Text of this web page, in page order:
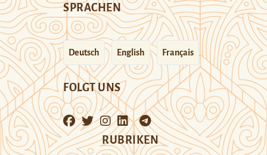
SPRACHEN
Deutsch English Français
FOLGT UNS
RUBRIKEN